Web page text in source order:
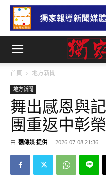
首頁 地方新聞
地方新聞
舞出感恩與
團重返中彰
由 觀傳媒 提供 - 2026-07-08 21:36